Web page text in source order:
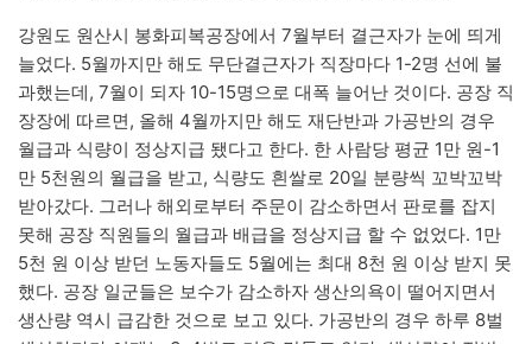
강원도 원산시 봉화피복공장에서 7월부터 결근자가 눈에 띄게
늘었다. 5월까지만 해도 무단결근자가 직장마다 1-2명 선에 불
과했는데, 7월이 되자 10-15명으로 대폭 늘어난 것이다. 공장 직
장장에 따르면, 올해 4월까지만 해도 재단반과 가공반의 경우
월급과 식량이 정상지급 됐다고 한다. 한 사람당 평균 1만 원-1
만 5천원의 월급을 받고, 식량도 흰쌀로 20일 분량씩 꼬박꼬박
받아갔다. 그러나 해외로부터 주문이 감소하면서 판로를 잡지
못해 공장 직원들의 월급과 배급을 정상지급 할 수 없었다. 1만
5천 원 이상 받던 노동자들도 5월에는 최대 8천 원 이상 받지 못
했다. 공장 일군들은 보수가 감소하자 생산의욕이 떨어지면서
생산량 역시 급감한 것으로 보고 있다. 가공반의 경우 하루 8벌